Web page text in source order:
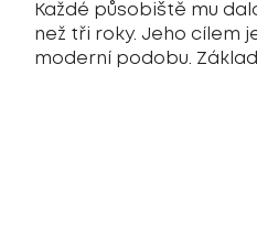
Každé působiště mu
než tři roky. Jeho cílem
moderní podobu.